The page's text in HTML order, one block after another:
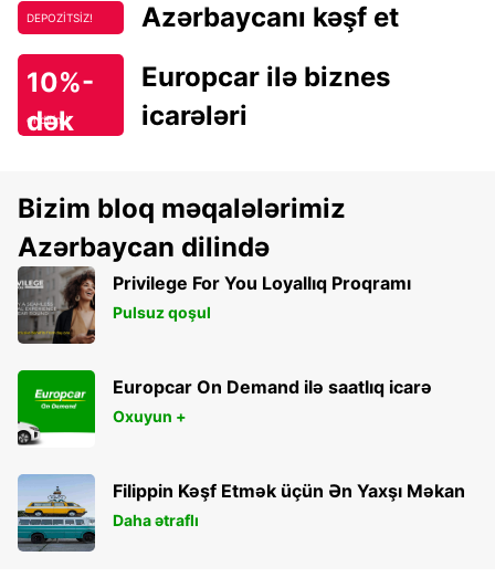
DEPOZİTSİZ! Azərbaycanı kəşf et
10%-
dək
endirim!
Europcar ilə biznes
icarələri
Bizim bloq məqalələrimiz
Azərbaycan dilində
Privilege For You Loyallıq Proqramı
Pulsuz qoşul
Europcar On Demand ilə saatlıq icarə
Oxuyun +
Filippin Kəşf Etmək üçün Ən Yaxşı Məkan
Daha ətraflı